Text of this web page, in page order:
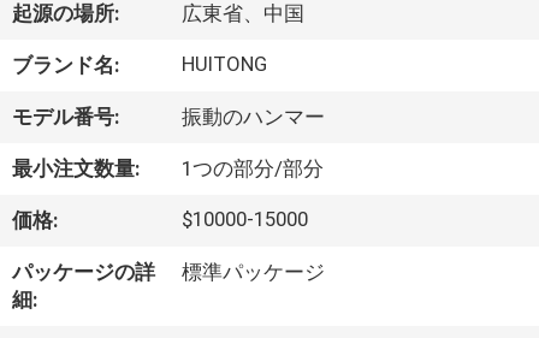
VR
ー
わ
起源の場所: 広東省、中国
ブランド名: HUITONG
モデル番号: 振動のハンマー
最小注文数量: 1つの部分/部分
価格: $10000-15000
パッケージの詳
細:
標準パッケージ